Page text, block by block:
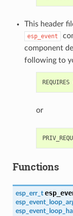
This header
esp_event
component
following to
or
Functions
esp_err_t